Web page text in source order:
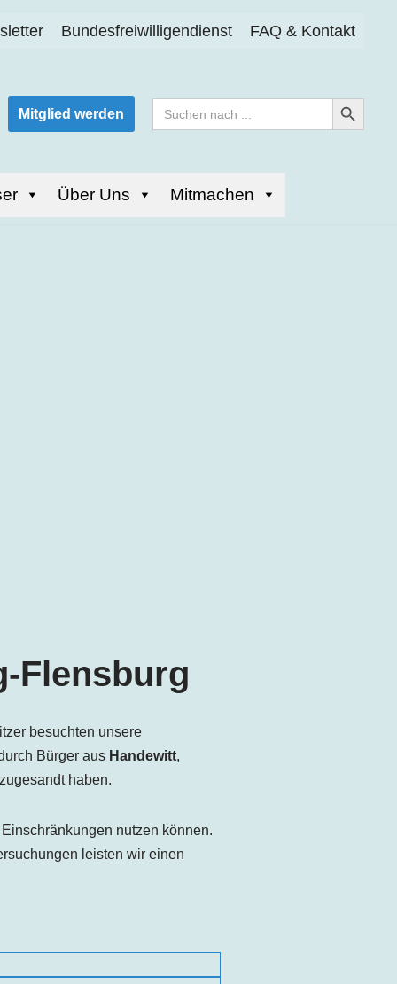
Bundesfreiwilligendienst FAQ & Kontakt
Mitglied werden
Search
for:
Search Button
Über Uns Mitmachen
Flensburg
besuchten unsere
Bürger aus Handewitt,
haben.
nutzen können.
leisten wir einen